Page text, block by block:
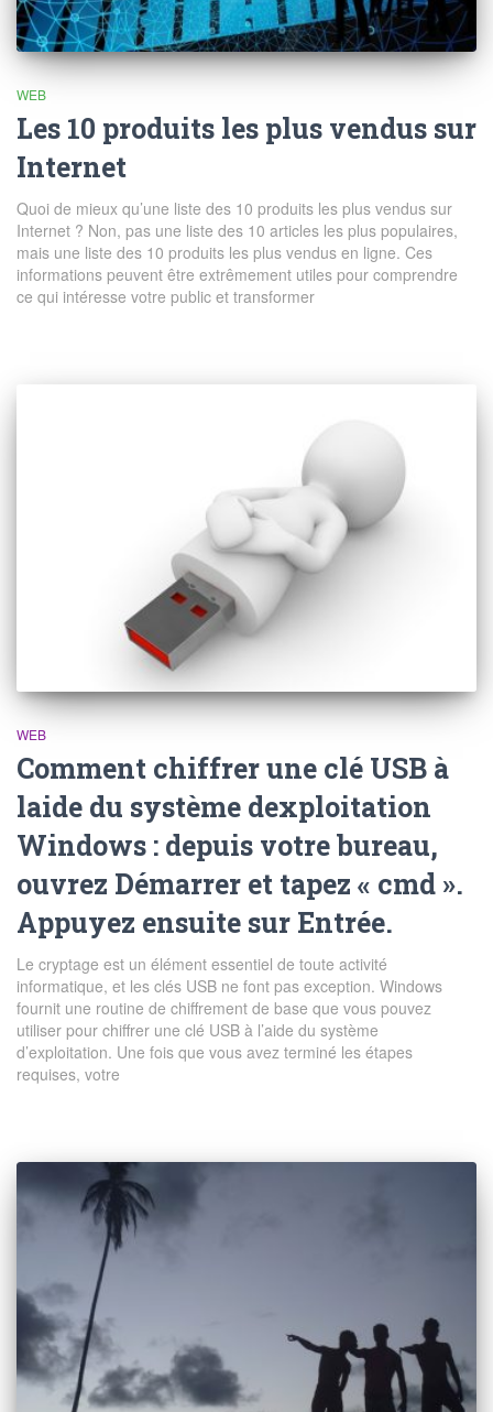
WEB
Les 10 produits les plus vendus sur
Internet
Quoi de mieux qu’une liste des 10 produits les plus vendus sur
Internet ? Non, pas une liste des 10 articles les plus populaires,
mais une liste des 10 produits les plus vendus en ligne. Ces
informations peuvent être extrêmement utiles pour comprendre
ce qui intéresse votre public et transformer
WEB
Comment chiffrer une clé USB à
laide du système dexploitation
Windows : depuis votre bureau,
ouvrez Démarrer et tapez « cmd ».
Appuyez ensuite sur Entrée.
Le cryptage est un élément essentiel de toute activité
informatique, et les clés USB ne font pas exception. Windows
fournit une routine de chiffrement de base que vous pouvez
utiliser pour chiffrer une clé USB à l’aide du système
d’exploitation. Une fois que vous avez terminé les étapes
requises, votre